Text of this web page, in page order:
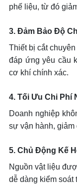
phế liệu, từ đó
3. Đảm Bảo Độ
Thiết bị cắt
đáp ứng yêu cầu
cơ khí chính xác.
4. Tối Ưu Chi Phí
Doanh nghiệp
sự vận hành, giảm
5. Chủ Động Kế
Nguồn vật liệu
dễ dàng kiểm soát